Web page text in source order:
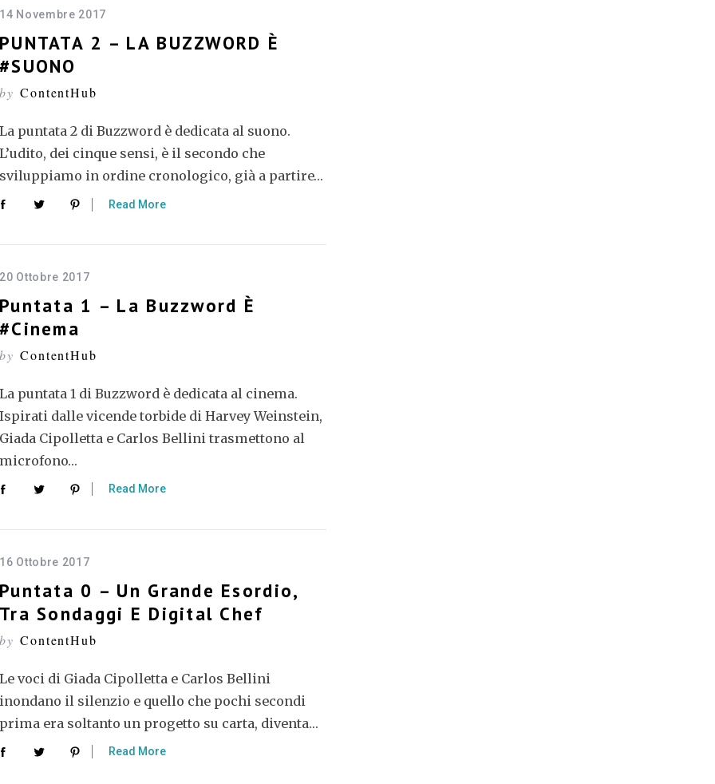
14 Novembre 2017
PUNTATA 2 – LA BUZZWORD È
#SUONO
by ContentHub
La puntata 2 di Buzzword è dedicata al suono.
L’udito, dei cinque sensi, è il secondo che
sviluppiamo in ordine cronologico, già a partire…
Read More
20 Ottobre 2017
Puntata 1 – La Buzzword È
#cinema
by ContentHub
La puntata 1 di Buzzword è dedicata al cinema.
Ispirati dalle vicende torbide di Harvey Weinstein,
Giada Cipolletta e Carlos Bellini trasmettono al
microfono…
Read More
16 Ottobre 2017
Puntata 0 – Un Grande Esordio,
Tra Sondaggi E Digital Chef
by ContentHub
Le voci di Giada Cipolletta e Carlos Bellini
inondano il silenzio e quello che pochi secondi
prima era soltanto un progetto su carta, diventa…
Read More